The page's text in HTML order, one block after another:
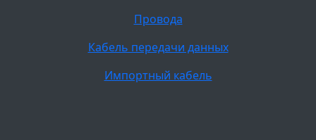
Провода
Кабель передачи данных
Импортный кабель